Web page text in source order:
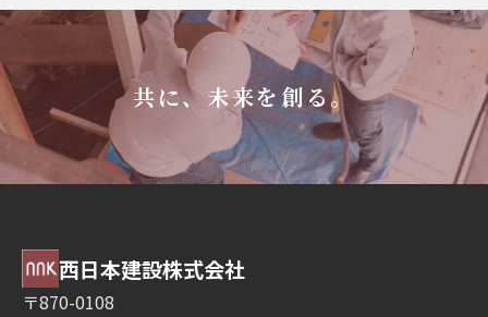
共に、未来を創る。
西日本建設株式会社
〒870-0108